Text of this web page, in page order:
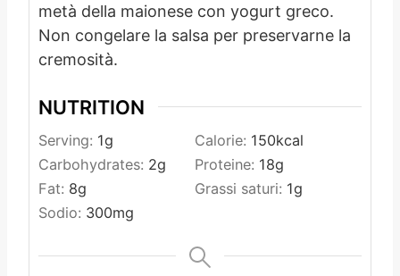
metà della maionese con yogurt greco.
Non congelare la salsa per preservarne la
cremosità.
NUTRITION
Serving: 1g Calorie: 150kcal
Carbohydrates: 2g Proteine: 18g
Fat: 8g Grassi saturi: 1g
Sodio: 300mg